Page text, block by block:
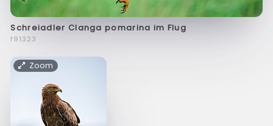
Schreiadler Clanga pomarina im Flug
f91323
Zoom